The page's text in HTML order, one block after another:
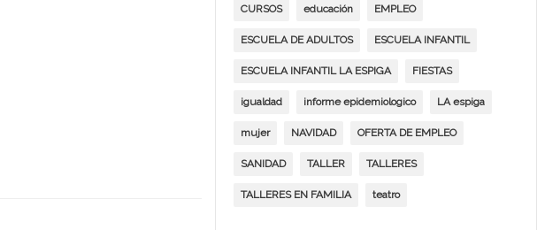
CURSOS educación EMPLEO
ESCUELA DE ADULTOS ESCUELA INFANTIL
ESCUELA INFANTIL LA ESPIGA FIESTAS
igualdad informe epidemiologico LA espiga
mujer NAVIDAD OFERTA DE EMPLEO
SANIDAD TALLER TALLERES
TALLERES EN FAMILIA teatro